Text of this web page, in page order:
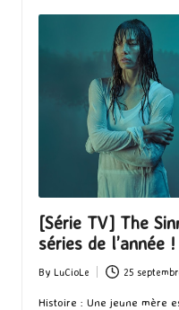
[Série TV] The
séries de l’année !
Posted
by
By LuCioLe 25
Histoire : Une jeune mère